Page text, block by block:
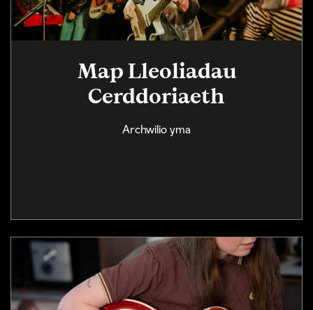
Map Lleoliadau
Cerddoriaeth
Archwilio yma